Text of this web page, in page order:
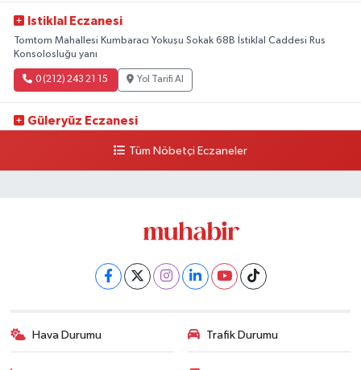
Istiklal Eczanesi
Tomtom Mahallesi Kumbaracı Yokuşu Sokak 68B İstiklal Caddesi Rus
Konsolosluğu yanı
0 (212) 243 21 15 Yol Tarifi Al
Güleryüz Eczanesi
kalaycıbahçe Meydana DoğruTüm Nöbetçi Eczaneler
Hava Durumu Trafik Durumu